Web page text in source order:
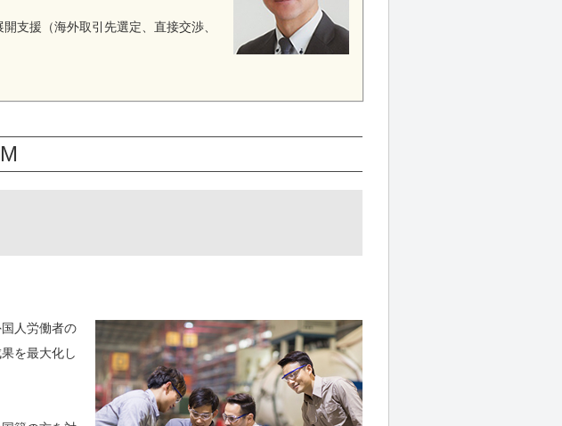
支援（海外取引先選定、直接交渉、
人労働者の
を最大化し